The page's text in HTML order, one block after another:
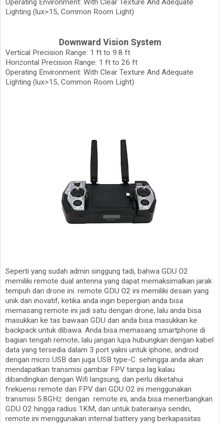
Operating Environment: With Clear Texture And Adequate
Lighting (lux>15, Common Room Light)
Downward Vision System
Vertical Precision Range: 1 ft to 9.8 ft
Horizontal Precision Range: 1 ft to 26 ft
Operating Environment: With Clear Texture And Adequate
Lighting (lux>15, Common Room Light)
Seperti yang sudah admin singgung tadi, bahwa GDU O2
memiliki remote dual antenna yang dapat memaksimalkan jarak
tempuh dari drone ini. remote GDU O2 ini memiliki desain yang
unik dan inovatif, ketika anda ingin bepergian anda bisa
memasang remote ini jadi satu dengan drone, lalu anda bisa
masukkan ke tas bawaan GDU dan anda bisa masukkan ke
backpack untuk dibawa. Anda bisa memasang smartphone di
bagian tengah remote, lalu jangan lupa hubungkan dengan kabel
data yang tersedia dalam 3 port yakni untuk iphone, android
dengan micro USB dan juga USB type-C. sehingga anda akan
mendapatkan transmisi gambar FPV tanpa lag kalau
dibandingkan dengan Wifi langsung, dan perlu diketahui
frekuensi remote dan FPV dari GDU O2 ini menggunakan
transmisi 5.8GHz. dengan remote ini, anda bisa menerbangkan
GDU O2 hingga radius 1KM, dan untuk baterainya sendiri,
remote ini menggunakan internal battery yang berkapasiitas